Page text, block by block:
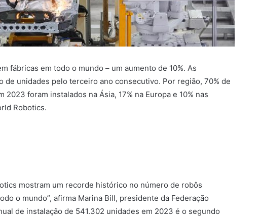
fábricas em todo o mundo – um aumento de 10%. As
de unidades pelo terceiro ano consecutivo. Por região, 70% de
foram instalados na Ásia, 17% na Europa e 10% nas
Robotics.
mostram um recorde histórico no número de robôs
o mundo”, afirma Marina Bill, presidente da Federação
de instalação de 541.302 unidades em 2023 é o segundo